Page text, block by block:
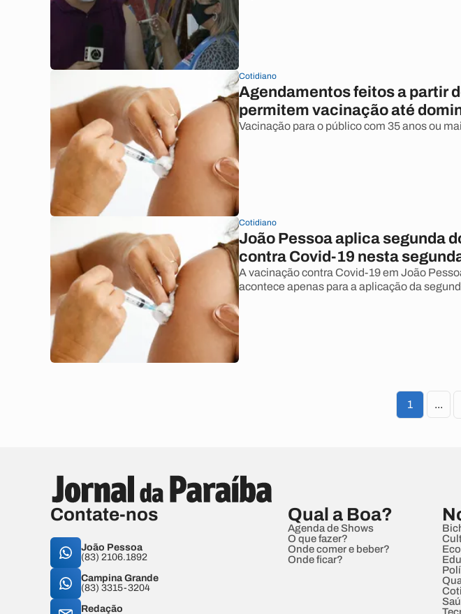
Cotidiano
Agendamentos feitos a partir
permitem vacinação até
Vacinação para o público com 35 anos ou
Cotidiano
João Pessoa aplica segunda
contra Covid-19 nesta
A vacinação contra Covid-19 em João
acontece apenas para a aplicação da
1 ...
Contate-nos
João Pessoa
(83) 2106.1892
Campina Grande
(83) 3315-3204
Redação
Qual a Boa?
Agenda de Shows
O que fazer?
Onde comer e beber?
Onde ficar?